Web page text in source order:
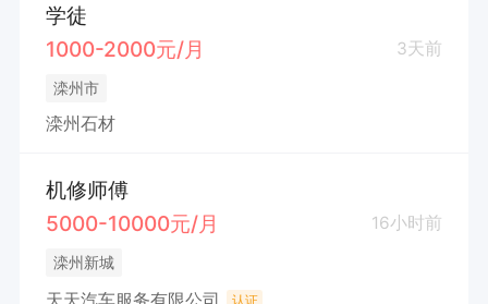
学徒
1000-2000元/月
3天前
滦州市
滦州石材
机修师傅
5000-10000元/月
16小时前
滦州新城
认证